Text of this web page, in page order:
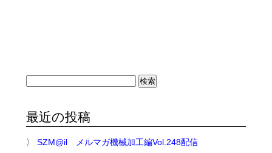
最近の投稿
SZM@il メルマガ機械加工編Vol.248配信